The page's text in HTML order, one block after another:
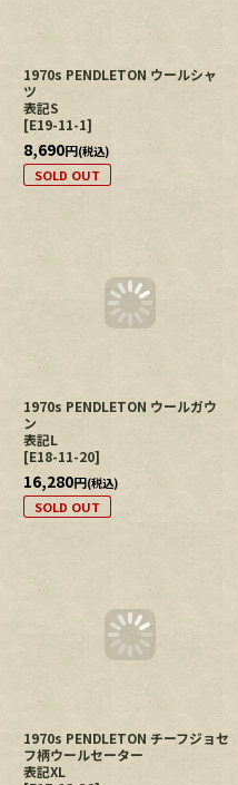
1970s PENDLETON ウールシャ
ツ
表記S
[E19-11-1]
8,690円(税込)
SOLD OUT
1970s PENDLETON ウールガウ
ン
表記L
[E18-11-20]
16,280円(税込)
SOLD OUT